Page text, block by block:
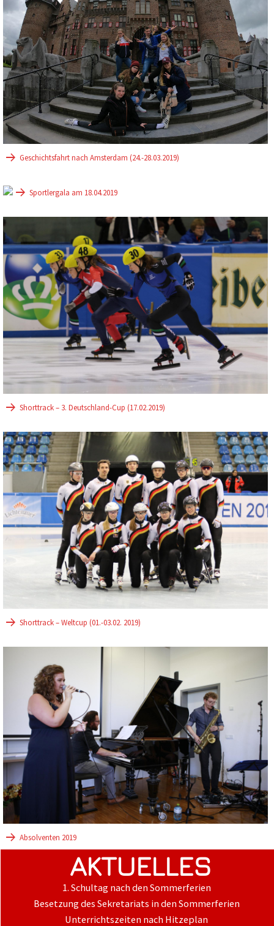
Geschichtsfahrt nach Amsterdam (24.-28.03.2019)
Sportlergala am 18.04.2019
Shorttrack – 3. Deutschland-Cup (17.02.2019)
Shorttrack – Weltcup (01.-03.02. 2019)
Absolventen 2019
AKTUELLES
1. Schultag nach den Sommerferien
Besetzung des Sekretariats in den Sommerferien
Unterrichtszeiten nach Hitzeplan